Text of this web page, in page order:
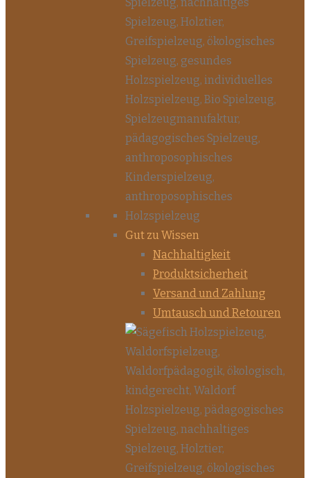
Gut zu Wissen
Nachhaltigkeit
Produktsicherheit
Versand und Zahlung
Umtausch und Retouren